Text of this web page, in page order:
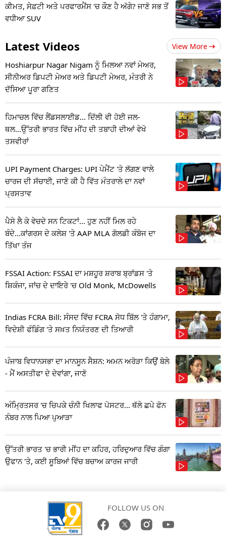
ਕੀਮਤ, ਸੇਫ਼ਟੀ ਅਤੇ ਪਰਫਾਰਮੈਂਸ 'ਚ ਕੌਣ ਹੈ ਅੱਗੇ? ਜਾਣੋ ਸਭ ਤੋਂ
ਵਧੀਆ SUV
Latest Videos View More
Hoshiarpur Nagar Nigam ਨੂੰ ਮਿਲਆ ਨਵਾਂ ਮੇਅਰ,
ਸੀਨੀਅਰ ਡਿਪਟੀ ਮੇਅਰ ਅਤੇ ਡਿਪਟੀ ਮੇਅਰ, ਮੰਤਰੀ ਨੇ
ਦੱਸਿਆ ਪੂਰਾ ਗਣਿਤ
ਹਿਮਾਚਲ ਵਿੱਚ ਲੈਂਡਸਲਾਈਡ... ਦਿੱਲੀ ਵੀ ਹੋਈ ਜਲ-
ਥਲ...ਉੱਤਰੀ ਭਾਰਤ ਵਿੱਚ ਮੀਂਹ ਦੀ ਤਬਾਹੀ ਦੀਆਂ ਵੇਖੋ
ਤਸਵੀਰਾਂ
UPI Payment Charges: UPI ਪੇਮੈਂਟ 'ਤੇ ਲੱਗਣ ਵਾਲੇ
ਚਾਰਜ ਦੀ ਸੱਚਾਈ, ਜਾਣੋ ਕੀ ਹੈ ਵਿੱਤ ਮੰਤਰਾਲੇ ਦਾ ਨਵਾਂ
ਪ੍ਰਸਤਾਵ
ਪੈਸੇ ਲੈ ਕੇ ਵੇਚਦੇ ਸਨ ਟਿਕਟਾਂ... ਹੁਣ ਨਹੀਂ ਮਿਲ ਰਹੇ
ਬੰਦੇ...ਕਾਂਗਰਸ ਦੇ ਕਲੇਸ਼ 'ਤੇ AAP MLA ਗੋਲਡੀ ਕੰਬੋਜ ਦਾ
ਤਿੱਖਾ ਤੰਜ
FSSAI Action: FSSAI ਦਾ ਮਸ਼ਹੂਰ ਸ਼ਰਾਬ ਬ੍ਰਾਂਡਸ 'ਤੇ
ਸ਼ਿਕੰਜਾ, ਜਾਂਚ ਦੇ ਦਾਇਰੇ 'ਚ Old Monk, McDowells
Indias FCRA Bill: ਸੰਸਦ ਵਿੱਚ FCRA ਸੋਧ ਬਿੱਲ 'ਤੇ ਹੰਗਾਮਾ,
ਵਿਦੇਸ਼ੀ ਫੰਡਿੰਗ 'ਤੇ ਸਖ਼ਤ ਨਿਯੰਤਰਣ ਦੀ ਤਿਆਰੀ
ਪੰਜਾਬ ਵਿਧਾਨਸਭਾ ਦਾ ਮਾਨਸੂਨ ਸੈਸ਼ਨ: ਅਮਨ ਅਰੋੜਾ ਕਿਉਂ ਬੋਲੇ
- ਮੈਂ ਅਸਤੀਫਾ ਦੇ ਦੇਵਾਂਗਾ, ਜਾਣੋ
ਅੰਮ੍ਰਿਤਸਰ 'ਚ ਚਿਪਕੇ ਚੰਨੀ ਖਿਲਾਫ ਪੋਸਟਰ... ਥੱਲੇ ਛਪੇ ਫੋਨ
ਨੰਬਰ ਨਾਲ ਪਿਆ ਪੁਆੜਾ
ਉੱਤਰੀ ਭਾਰਤ 'ਚ ਭਾਰੀ ਮੀਂਹ ਦਾ ਕਹਿਰ, ਹਰਿਦੁਆਰ ਵਿੱਚ ਗੰਗਾ
ਉਫਾਨ 'ਤੇ, ਕਈ ਸੂਬਿਆਂ ਵਿੱਚ ਬਚਾਅ ਕਾਰਜ ਜਾਰੀ
FOLLOW US ON